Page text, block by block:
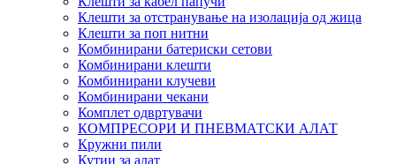
Клешти за отстранување на изолација од жица
Клешти за поп нитни
Комбинирани батериски сетови
Комбинирани клешти
Комбинирани клучеви
Комбинирани чекани
Комплет одвртувачи
КОМПРЕСОРИ И ПНЕВМАТСКИ АЛАТ
Кружни пили
Кутии за алат